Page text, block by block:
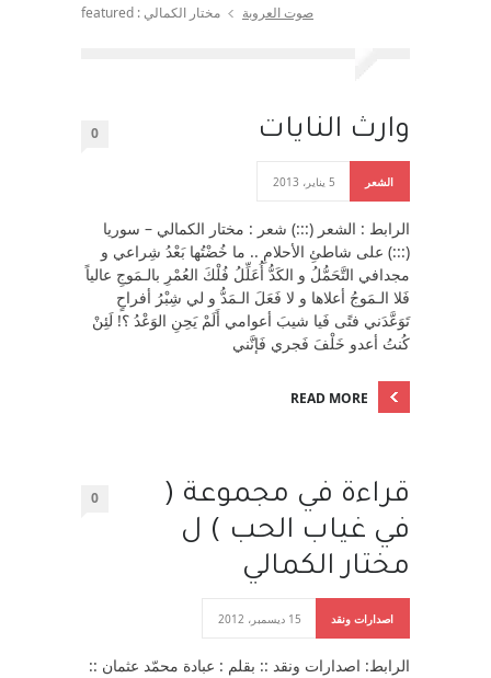
صوت العروبة مختار الكمالي : featured
وارث النايات 0
الشعر 5 يناير، 2013
الرابط : الشعر (:::) شعر : مختار الكمالي – سوريا
(:::) على شاطئِ الأحلامِ .. ما خُضْتُها بَعْدُ شِراعي و
مجدافي التَّحَمُّلُ و الكَدُّ أُعَلِّلُ فُلْكَ العُمْرِ بالـمَوجِ عالياً
فَلا الـمَوجُ أعلاها و لا فَعَلَ الـمَدُّ و لي شِبْرُ أفراحٍ
تَوَعَّدَني فتًى فَيا شيبَ أعوامي أَلَمْ يَحِنِ الوَعْدُ ؟! لَئِنْ
كُنتُ أعدو خَلْفَ فَجري فَإنَّني
READ MORE
قراءة في مجموعة (
في غياب الحب ) ل
مختار الكمالي
0
اصدارات ونقد 15 ديسمبر، 2012
الرابط: اصدارات ونقد :: بقلم : عبادة محمّد عثمان ::